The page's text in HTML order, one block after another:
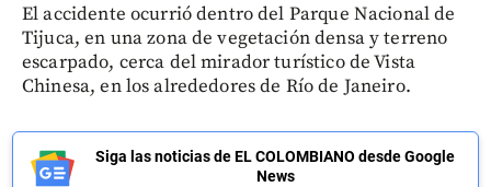
El accidente ocurrió dentro del Parque Nacional de
Tijuca, en una zona de vegetación densa y terreno
escarpado, cerca del mirador turístico de Vista
Chinesa, en los alrededores de Río de Janeiro.
Siga las noticias de EL COLOMBIANO desde Google
News